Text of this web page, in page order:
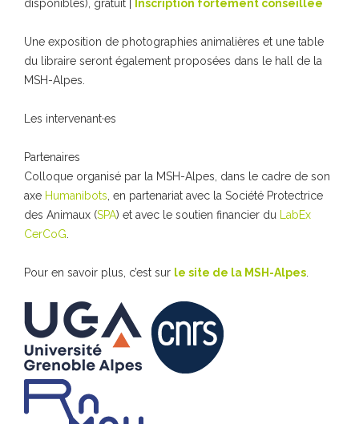
disponibles), gratuit |
Inscription fortement conseillée
Une exposition de photographies animalières et une table
du libraire seront également proposées dans le hall de la
MSH-Alpes.
Les intervenant·es
Partenaires
Colloque organisé par la MSH-Alpes, dans le cadre de son
axe Humanibots , en partenariat avec la Société Protectrice
des Animaux (SPA) et avec le soutien financier du
LabEx
CerCoG
Pour en savoir plus, c’est sur le site de la MSH-Alpes